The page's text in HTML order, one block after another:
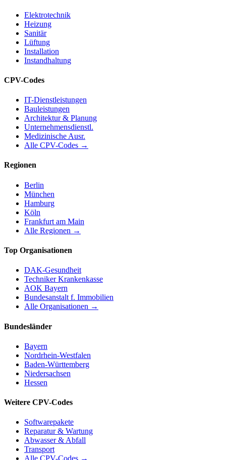
Elektrotechnik
Heizung
Sanitär
Lüftung
Installation
Instandhaltung
CPV-Codes
IT-Dienstleistungen
Bauleistungen
Architektur & Planung
Unternehmensdienstl.
Medizinische Ausr.
Alle CPV-Codes →
Regionen
Berlin
München
Hamburg
Köln
Frankfurt am Main
Alle Regionen →
Top Organisationen
DAK-Gesundheit
Techniker Krankenkasse
AOK Bayern
Bundesanstalt f. Immobilien
Alle Organisationen →
Bundesländer
Bayern
Nordrhein-Westfalen
Baden-Württemberg
Niedersachsen
Hessen
Weitere CPV-Codes
Softwarepakete
Reparatur & Wartung
Abwasser & Abfall
Transport